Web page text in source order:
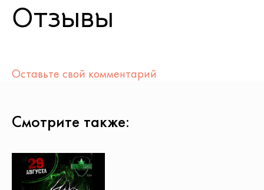
Отзывы
Оставьте свой комментарий
Смотрите также: